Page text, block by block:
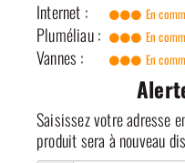
Internet : En
Pluméliau : En
Vannes : En
Saisissez votre adresse
produit sera à nouveau